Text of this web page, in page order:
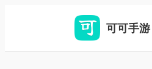
可可手游